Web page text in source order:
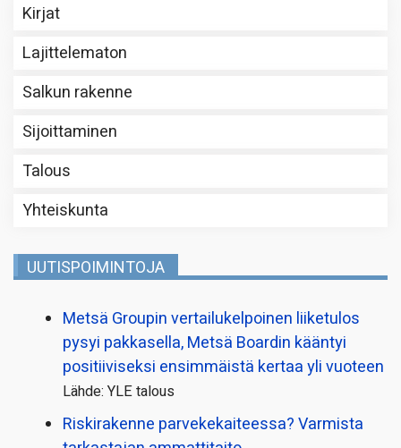
Kirjat
Lajittelematon
Salkun rakenne
Sijoittaminen
Talous
Yhteiskunta
UUTISPOIMINTOJA
Metsä Groupin vertailu­kelpoinen liiketulos
pysyi pakkasella, Metsä Boardin kääntyi
positiiviseksi ensimmäistä kertaa yli vuoteen
Lähde: YLE talous
Riskirakenne parvekekaiteessa? Varmista